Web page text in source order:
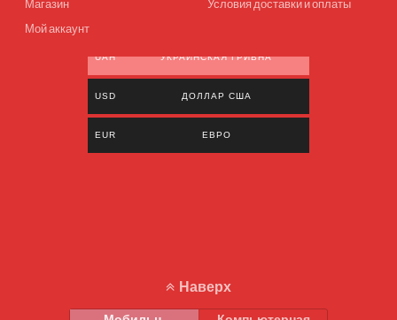
Магазин
Мой аккаунт
Условия доставки и оплаты
UAH УКРАИНСКАЯ ГРИВНА
USD ДОЛЛАР США
EUR ЕВРО
Наверх